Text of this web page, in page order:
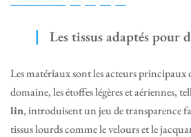
Les tissus adaptés pour
Les matériaux sont les acteurs principaux
domaine, les étoffes légères et aériennes,
lin, introduisent un jeu de transparence
tissus lourds comme le velours et le